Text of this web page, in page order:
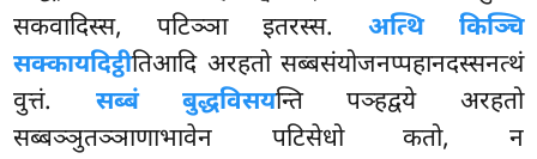
सकवादिस्स, पटिञ्ञा इतरस्स. अत्थि किञ्चि
सक्कायदिट्ठीतिआदि अरहतो सब्बसंयोजनप्पहानदस्सनत्थं
वुत्तं. सब्बं बुद्धविसयन्ति पञ्हद्वये अरहतो
सब्बञ्ञुतञ्ञाणाभावेन पटिसेधो कतो, न